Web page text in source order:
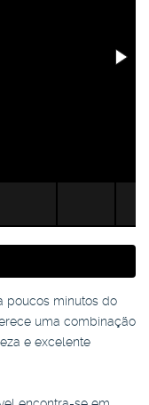
poucos minutos do
uma combinação
e excelente